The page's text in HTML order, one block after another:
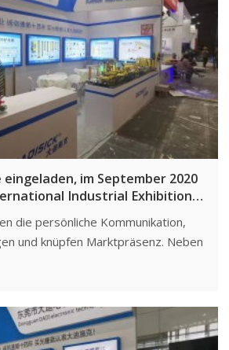
eingeladen, im September 2020
Industrial Exhibition
die persönliche Kommunikation,
und knüpfen Marktpräsenz. Neben
ist eine kontinuierliche